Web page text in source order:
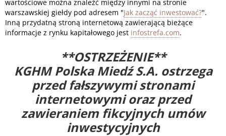
wartościowe można znaleźć między innymi na stronie
warszawskiej giełdy pod adresem "Jak zacząć inwestować?".
Inną przydatną stroną internetową zawierającą bieżące
informacje z rynku kapitałowego jest infostrefa.com.
**OSTRZEŻENIE**
KGHM Polska Miedź S.A. ostrzega
przed fałszywymi stronami
internetowymi oraz przed
zawieraniem fikcyjnych umów
inwestycyjnych